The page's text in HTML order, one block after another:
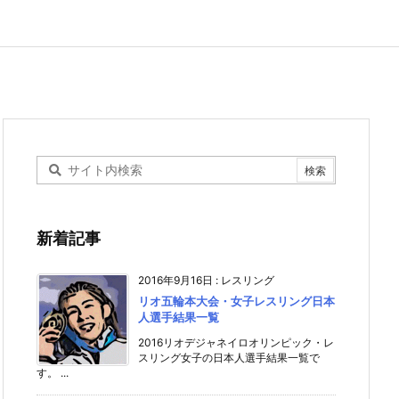
新着記事
2016年9月16日 : レスリング
リオ五輪本大会・女子レスリング日本
人選手結果一覧
2016リオデジャネイロオリンピック・レ
スリング女子の日本人選手結果一覧で
す。 ...